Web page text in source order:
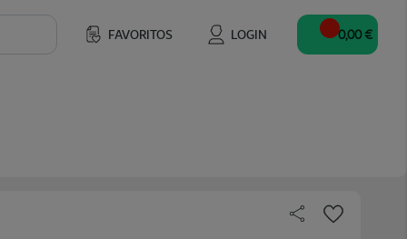
FAVORITOS LOGIN 0,00 €